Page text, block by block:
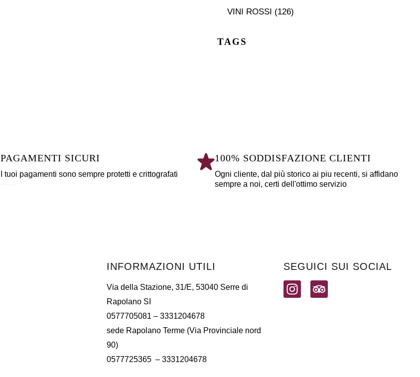
VINI ROSSI (126)
TAGS
PAGAMENTI SICURI
I tuoi pagamenti sono sempre protetti e crittografati
100% SODDISFAZIONE CLIENTI
Ogni cliente, dal più storico ai piu recenti, si affidano
sempre a noi, certi dell'ottimo servizio
INFORMAZIONI UTILI
Via della Stazione, 31/E, 53040 Serre di
Rapolano SI
0577705081 – 3331204678
sede Rapolano Terme (Via Provinciale nord
90)
0577725365 – 3331204678
SEGUICI SUI SOCIAL